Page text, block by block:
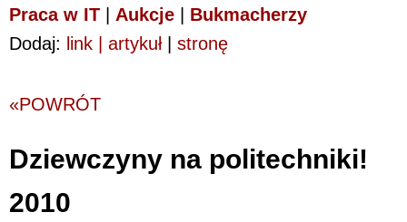
Praca w IT Aukcje
Bukmacherzy
Dodaj: link | artykuł| stronę
«POWRÓT
Dziewczyny na politechniki!
2010